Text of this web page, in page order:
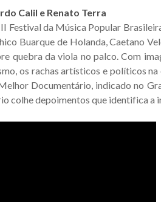
Calil e Renato Terra
Festival da Música Popular
Buarque de Holanda, Caetano
quebra da viola no palco. Com
os rachas artísticos e políticos na
Documentário, indicado no
colhe depoimentos que identifica a